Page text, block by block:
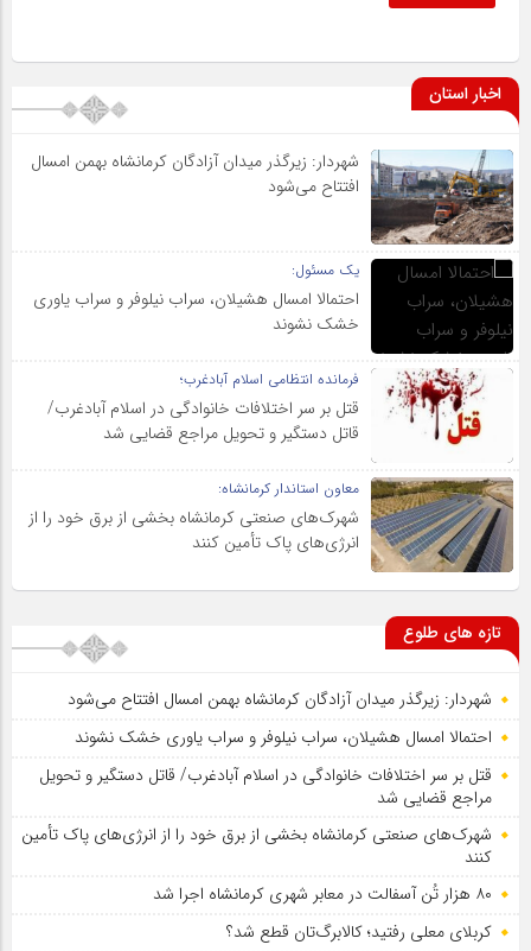
اخبار استان
شهردار: زیرگذر میدان آزادگان کرمانشاه بهمن امسال
افتتاح می‌شود
یک مسئول:
احتمالا امسال هشیلان، سراب نیلوفر و سراب یاوری
خشک نشوند
فرمانده انتظامی اسلام آبادغرب؛
قتل بر سر اختلافات خانوادگی در اسلام آبادغرب/
قاتل دستگیر و تحویل مراجع قضایی شد
معاون استاندار کرمانشاه:
شهرک‌های صنعتی کرمانشاه بخشی از برق خود را از
انرژی‌های پاک تأمین کنند
تازه های طلوع
شهردار: زیرگذر میدان آزادگان کرمانشاه بهمن امسال افتتاح می‌شود
احتمالا امسال هشیلان، سراب نیلوفر و سراب یاوری خشک نشوند
قتل بر سر اختلافات خانوادگی در اسلام آبادغرب/ قاتل دستگیر و تحویل
مراجع قضایی شد
شهرک‌های صنعتی کرمانشاه بخشی از برق خود را از انرژی‌های پاک تأمین
کنند
۸۰ هزار تُن آسفالت در معابر شهری کرمانشاه اجرا شد
کربلای معلی رفتید؛ کالابرگ‌تان قطع شد؟